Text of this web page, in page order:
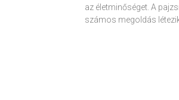
az életminőséget. A
számos megoldás